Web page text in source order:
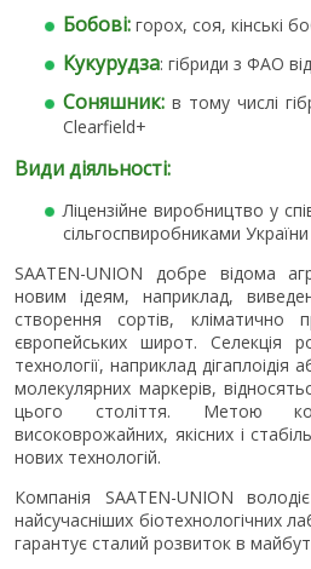
Бобові: горох, соя, кінські
Кукурудза: гібриди з ФАО
Соняшник: в тому числі
Clearfield+
Види діяльності:
Ліцензійне виробництво у
сільгоспвиробниками України
SAATEN-UNION добре відома
новим ідеям, наприклад,
створення сортів, кліматично
європейських широт. Селекція
технології, наприклад
молекулярних маркерів,
цього століття. Метою
високоврожайних, якісних і
нових технологій.
Компанія SAATEN-UNION
найсучасніших біотехнологічних
гарантує сталий розвиток в